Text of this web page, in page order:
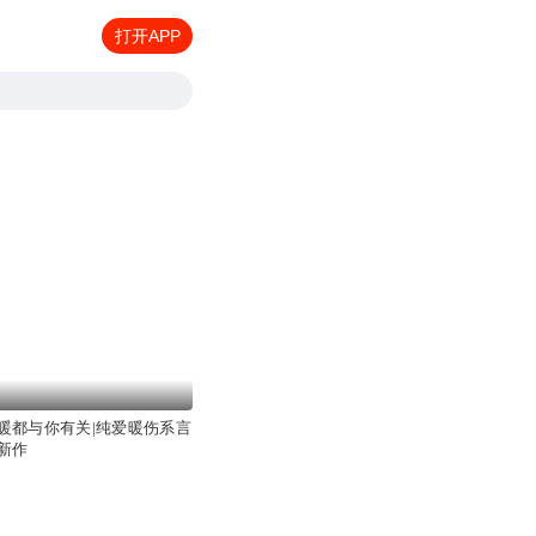
打开APP
都与你有关|纯爱暖伤系言
作